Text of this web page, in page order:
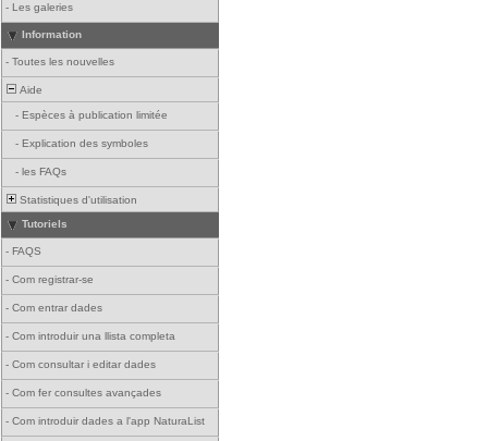
- Les galeries
Information
- Toutes les nouvelles
Aide
- Espèces à publication limitée
- Explication des symboles
- les FAQs
Statistiques d'utilisation
Tutoriels
- FAQS
- Com registrar-se
- Com entrar dades
- Com introduir una llista completa
- Com consultar i editar dades
- Com fer consultes avançades
- Com introduir dades a l'app NaturaList